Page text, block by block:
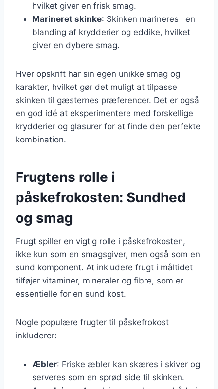
hvilket giver en frisk smag.
Marineret skinke: Skinken marineres i en
blanding af krydderier og eddike, hvilket
giver en dybere smag.
Hver opskrift har sin egen unikke smag og
karakter, hvilket gør det muligt at tilpasse
skinken til gæsternes præferencer. Det er også
en god idé at eksperimentere med forskellige
krydderier og glasurer for at finde den perfekte
kombination.
Frugtens rolle i
påskefrokosten: Sundhed
og smag
Frugt spiller en vigtig rolle i påskefrokosten,
ikke kun som en smagsgiver, men også som en
sund komponent. At inkludere frugt i måltidet
tilføjer vitaminer, mineraler og fibre, som er
essentielle for en sund kost.
Nogle populære frugter til påskefrokost
inkluderer:
Æbler: Friske æbler kan skæres i skiver og
serveres som en sprød side til skinken.